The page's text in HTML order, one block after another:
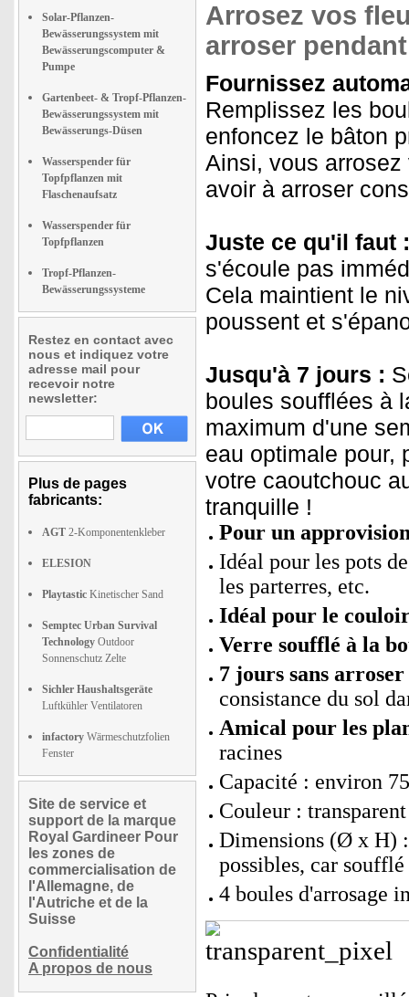
Solar-Pflanzen-
Bewässerungssystem mit
Bewässerungscomputer &
Pumpe
Gartenbeet- & Tropf-Pflanzen-
Bewässerungssystem mit
Bewässerungs-Düsen
Wasserspender für
Topfpflanzen mit
Flaschenaufsatz
Wasserspender für
Topfpflanzen
Tropf-Pflanzen-
Bewässerungssysteme
Restez en contact avec
nous et indiquez votre
adresse mail pour
recevoir notre
newsletter:
Plus de pages
fabricants:
AGT 2-Komponentenkleber
ELESION
Playtastic Kinetischer Sand
Semptec Urban Survival
Technology Outdoor
Sonnenschutz Zelte
Sichler Haushaltsgeräte
Luftkühler Ventilatoren
infactory Wärmeschutzfolien
Fenster
Site de service et
support de la marque
Royal Gardineer Pour
les zones de
commercialisation de
l'Allemagne, de
l'Autriche et de la
Suisse
Confidentialité
A propos de nous
Arrosez vos
arroser
Fournissez
Remplissez les
enfoncez le bâton
Ainsi, vous
avoir à arroser
Juste ce qu'il faut :
s'écoule pas
Cela maintient le
poussent et
Jusqu'à 7 jours :
boules soufflées à
maximum d'une
eau optimale pour,
votre caoutchouc
tranquille !
Pour un
Idéal pour les pots
les parterres, etc.
Idéal pour le
Verre soufflé à la
7 jours sans
consistance du sol
Amical pour les
racines
Capacité : environ
Couleur : transparent
Dimensions (Ø x H)
possibles, car
4 boules d'arrosage